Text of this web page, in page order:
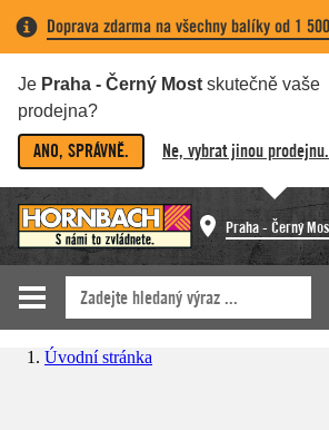
Doprava zdarma na všechny balíky od 1
Je Praha - Černý Most skutečně vaše
prodejna?
ANO, SPRÁVNĚ. Ne, vybrat jinou prodejnu.
Praha - Černý
Úvodní stránka